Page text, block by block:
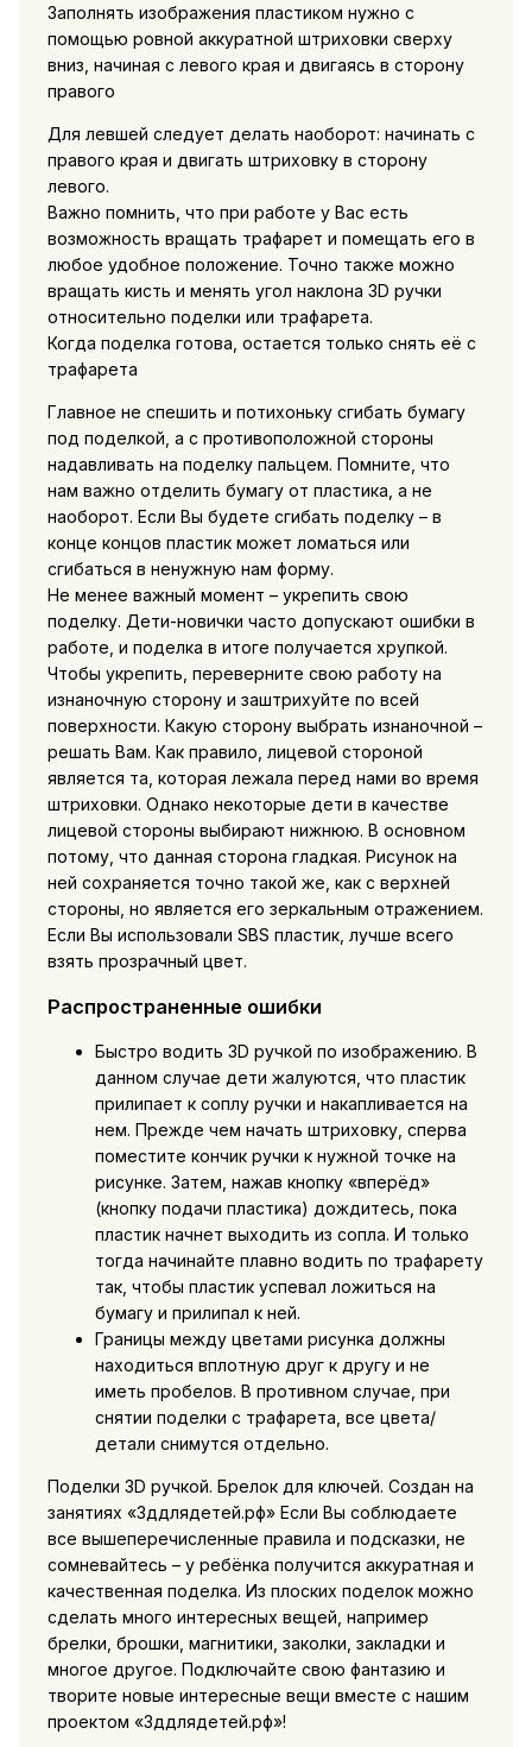
Заполнять изображения пластиком нужно с
помощью ровной аккуратной штриховки сверху
вниз, начиная с левого края и двигаясь в сторону
правого
Для левшей следует делать наоборот: начинать с
правого края и двигать штриховку в сторону
левого.
Важно помнить, что при работе у Вас есть
возможность вращать трафарет и помещать его в
любое удобное положение. Точно также можно
вращать кисть и менять угол наклона 3D ручки
относительно поделки или трафарета.
Когда поделка готова, остается только снять её с
трафарета
Главное не спешить и потихоньку сгибать бумагу
под поделкой, а с противоположной стороны
надавливать на поделку пальцем. Помните, что
нам важно отделить бумагу от пластика, а не
наоборот. Если Вы будете сгибать поделку – в
конце концов пластик может ломаться или
сгибаться в ненужную нам форму.
Не менее важный момент – укрепить свою
поделку. Дети-новички часто допускают ошибки в
работе, и поделка в итоге получается хрупкой.
Чтобы укрепить, переверните свою работу на
изнаночную сторону и заштрихуйте по всей
поверхности. Какую сторону выбрать изнаночной –
решать Вам. Как правило, лицевой стороной
является та, которая лежала перед нами во время
штриховки. Однако некоторые дети в качестве
лицевой стороны выбирают нижнюю. В основном
потому, что данная сторона гладкая. Рисунок на
ней сохраняется точно такой же, как с верхней
стороны, но является его зеркальным отражением.
Если Вы использовали SBS пластик, лучше всего
взять прозрачный цвет.
Распространенные ошибки
Быстро водить 3D ручкой по изображению. В
данном случае дети жалуются, что пластик
прилипает к соплу ручки и накапливается на
нем. Прежде чем начать штриховку, сперва
поместите кончик ручки к нужной точке на
рисунке. Затем, нажав кнопку «вперёд»
(кнопку подачи пластика) дождитесь, пока
пластик начнет выходить из сопла. И только
тогда начинайте плавно водить по трафарету
так, чтобы пластик успевал ложиться на
бумагу и прилипал к ней.
Границы между цветами рисунка должны
находиться вплотную друг к другу и не
иметь пробелов. В противном случае, при
снятии поделки с трафарета, все цвета/
детали снимутся отдельно.
Поделки 3D ручкой. Брелок для ключей. Создан на
занятиях «3ддлядетей.рф» Если Вы соблюдаете
все вышеперечисленные правила и подсказки, не
сомневайтесь – у ребёнка получится аккуратная и
качественная поделка. Из плоских поделок можно
сделать много интересных вещей, например
брелки, брошки, магнитики, заколки, закладки и
многое другое. Подключайте свою фантазию и
творите новые интересные вещи вместе с нашим
проектом «3ддлядетей.рф»!